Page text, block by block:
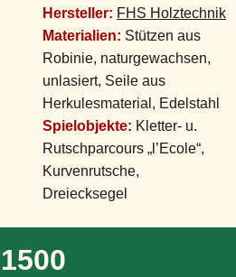
Hersteller: FHS Holztechnik
Materialien: Stützen aus
Robinie, naturgewachsen,
unlasiert, Seile aus
Herkulesmaterial, Edelstahl
Spielobjekte: Kletter- u.
Rutschparcours „l’Ecole“,
Kurvenrutsche,
Dreiecksegel
1500